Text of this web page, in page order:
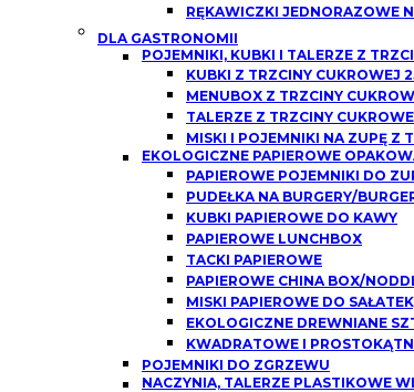
RĘKAWICZKI JEDNORAZOWE
DLA GASTRONOMII
POJEMNIKI, KUBKI I TALERZE Z
KUBKI Z TRZCINY CUKROWEJ
MENUBOX Z TRZCINY
TALERZE Z TRZCINY
MISKI I POJEMNIKI NA ZUPĘ Z
EKOLOGICZNE PAPIEROWE
PAPIEROWE POJEMNIKI DO
PUDEŁKA NA BURGERY/
KUBKI PAPIEROWE DO KAWY
PAPIEROWE LUNCHBOX
TACKI PAPIEROWE
PAPIEROWE CHINA BOX/
MISKI PAPIEROWE DO
EKOLOGICZNE DREWNIANE
KWADRATOWE I
POJEMNIKI DO ZGRZEWU
NACZYNIA, TALERZE PLASTIKOWE